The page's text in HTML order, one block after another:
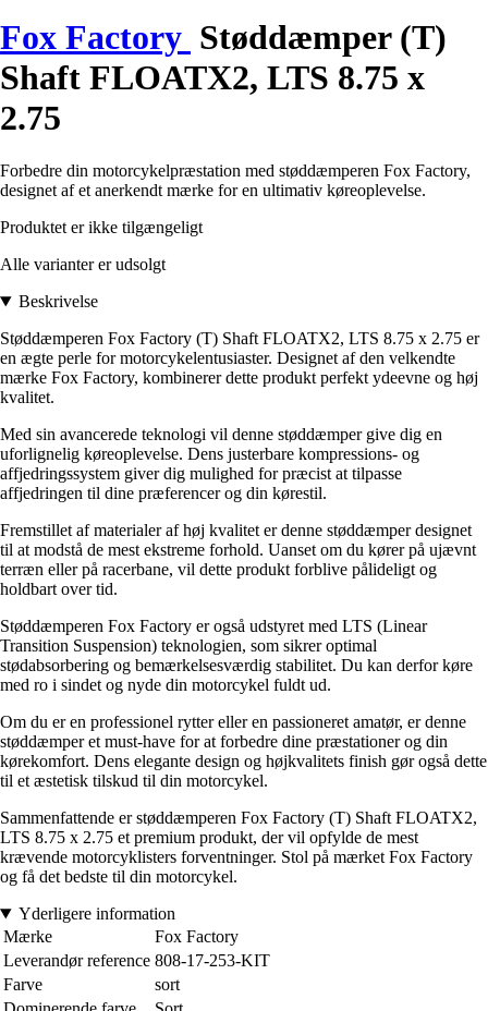
Fox Factory Støddæmper (T)
Shaft FLOATX2, LTS 8.75 x
2.75
Forbedre din motorcykelpræstation med støddæmperen Fox Factory,
designet af et anerkendt mærke for en ultimativ køreoplevelse.
Produktet er ikke tilgængeligt
Alle varianter er udsolgt
Beskrivelse
Støddæmperen Fox Factory (T) Shaft FLOATX2, LTS 8.75 x 2.75 er
en ægte perle for motorcykelentusiaster. Designet af den velkendte
mærke Fox Factory, kombinerer dette produkt perfekt ydeevne og høj
kvalitet.
Med sin avancerede teknologi vil denne støddæmper give dig en
uforlignelig køreoplevelse. Dens justerbare kompressions- og
affjedringssystem giver dig mulighed for præcist at tilpasse
affjedringen til dine præferencer og din kørestil.
Fremstillet af materialer af høj kvalitet er denne støddæmper designet
til at modstå de mest ekstreme forhold. Uanset om du kører på ujævnt
terræn eller på racerbane, vil dette produkt forblive pålideligt og
holdbart over tid.
Støddæmperen Fox Factory er også udstyret med LTS (Linear
Transition Suspension) teknologien, som sikrer optimal
stødabsorbering og bemærkelsesværdig stabilitet. Du kan derfor køre
med ro i sindet og nyde din motorcykel fuldt ud.
Om du er en professionel rytter eller en passioneret amatør, er denne
støddæmper et must-have for at forbedre dine præstationer og din
kørekomfort. Dens elegante design og højkvalitets finish gør også dette
til et æstetisk tilskud til din motorcykel.
Sammenfattende er støddæmperen Fox Factory (T) Shaft FLOATX2,
LTS 8.75 x 2.75 et premium produkt, der vil opfylde de mest
krævende motorcyklisters forventninger. Stol på mærket Fox Factory
og få det bedste til din motorcykel.
Yderligere information
Mærke
Fox Factory
Leverandør reference 808-17-253-KIT
Farve
sort